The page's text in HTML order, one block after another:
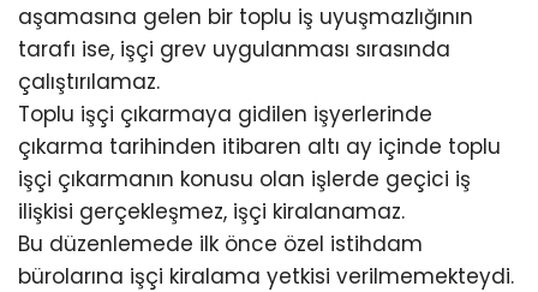
aşamasına gelen bir toplu iş uyuşmazlığının
tarafı ise, işçi grev uygulanması sırasında
çalıştırılamaz.
Toplu işçi çıkarmaya gidilen işyerlerinde
çıkarma tarihinden itibaren altı ay içinde toplu
işçi çıkarmanın konusu olan işlerde geçici iş
ilişkisi gerçekleşmez, işçi kiralanamaz.
Bu düzenlemede ilk önce özel istihdam
bürolarına işçi kiralama yetkisi verilmemekteydi.